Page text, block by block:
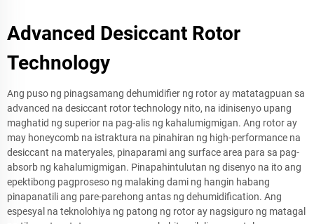
Advanced Desiccant Rotor
Technology
Ang puso ng pinagsamang dehumidifier ng rotor ay matatagpuan sa
advanced na desiccant rotor technology nito, na idinisenyo upang
maghatid ng superior na pag-alis ng kahalumigmigan. Ang rotor ay
may honeycomb na istraktura na pinahiran ng high-performance na
desiccant na materyales, pinaparami ang surface area para sa pag-
absorb ng kahalumigmigan. Pinapahintulutan ng disenyo na ito ang
epektibong pagproseso ng malaking dami ng hangin habang
pinapanatili ang pare-parehong antas ng dehumidification. Ang
espesyal na teknolohiya ng patong ng rotor ay nagsiguro ng matagal